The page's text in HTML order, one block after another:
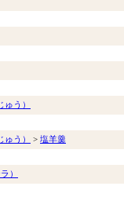
う）
う） > 塩羊羹
）